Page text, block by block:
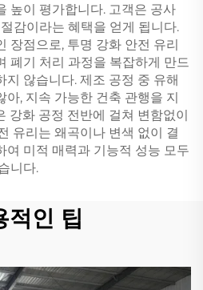
높이 평가합니다. 고객은 공사
감이라는 혜택을 얻게 됩니다.
장점으로, 투명 강화 안전 유리
폐기 처리 과정을 복잡하게 만드
지 않습니다. 제조 공정 중 유해
아, 지속 가능한 건축 관행을 지
강화 공정 전반에 걸쳐 변함없이
유리는 왜곡이나 변색 없이 결
여 미적 매력과 기능적 성능 모두
니다.
적인 팁